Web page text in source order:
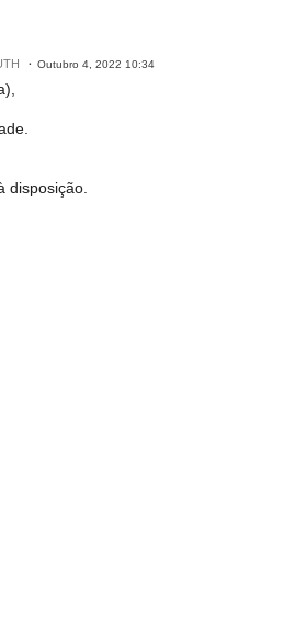
Outubro 4, 2022 10:34
disposição.